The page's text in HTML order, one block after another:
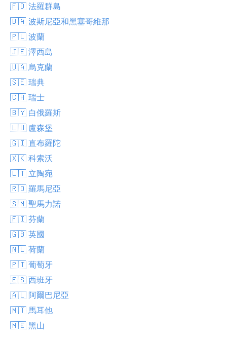
🇫🇴 法羅群島
🇧🇦 波斯尼亞和黑塞哥維那
🇵🇱 波蘭
🇯🇪 澤西島
🇺🇦 烏克蘭
🇸🇪 瑞典
🇨🇭 瑞士
🇧🇾 白俄羅斯
🇱🇺 盧森堡
🇬🇮 直布羅陀
🇽🇰 科索沃
🇱🇹 立陶宛
🇷🇴 羅馬尼亞
🇸🇲 聖馬力諾
🇫🇮 芬蘭
🇬🇧 英國
🇳🇱 荷蘭
🇵🇹 葡萄牙
🇪🇸 西班牙
🇦🇱 阿爾巴尼亞
🇲🇹 馬耳他
🇲🇪 黑山